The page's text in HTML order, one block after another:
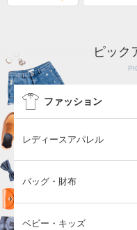
ピック
ファッション
レディースアパレル
バッグ・財布
ベビー・キッズ